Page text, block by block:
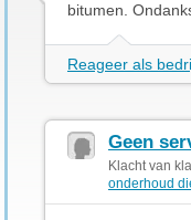
bitumen.
Reageer als
Geen
Klacht van
onderhoud